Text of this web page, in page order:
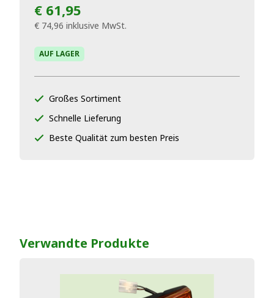
€ 61,95
€ 74,96 inklusive MwSt.
AUF LAGER
Großes Sortiment
Schnelle Lieferung
Beste Qualität zum besten Preis
Verwandte Produkte